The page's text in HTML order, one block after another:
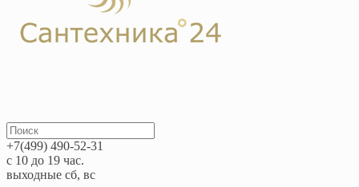
+7(499) 490-52-31
с 10 до 19 час.
выходные сб, вс